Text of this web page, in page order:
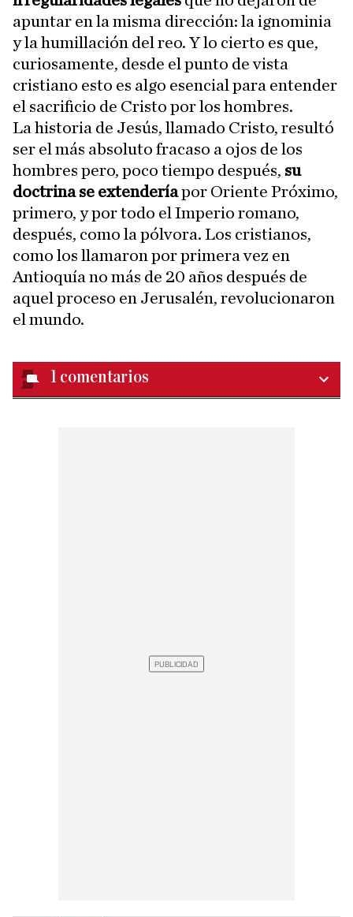
apuntar en la misma dirección: la ignominia
y la humillación del reo. Y lo cierto es que,
curiosamente, desde el punto de vista
cristiano esto es algo esencial para entender
el sacrificio de Cristo por los hombres.
La historia de Jesús, llamado Cristo, resultó
ser el más absoluto fracaso a ojos de los
hombres pero, poco tiempo después, su
doctrina se extenderíapor Oriente Próximo,
primero, y por todo el Imperio romano,
después, como la pólvora. Los cristianos,
como los llamaron por primera vez en
Antioquía no más de 20 años después de
aquel proceso en Jerusalén, revolucionaron
el mundo.
1 comentarios